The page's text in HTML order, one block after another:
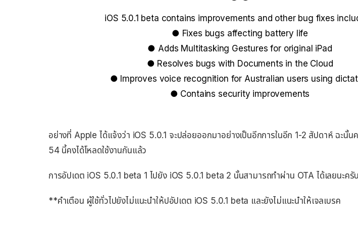
iOS 5.0.1 beta contains improvements and other bug fixes
● Fixes bugs affecting battery life
● Adds Multitasking Gestures for original iPad
● Resolves bugs with Documents in the Cloud
● Improves voice recognition for Australian users using
● Contains security improvements
อย่างที่ Apple ได้แจ้งว่า iOS 5.0.1 จะปล่อยออกมาอย่างเป็นอีกการในอีก 1-2 สัปดาห์ ฉะนั้น
54 นี้คงได้โหลดใช้งานกันแล้ว
การอัปเดต iOS 5.0.1 beta 1 ไปยัง iOS 5.0.1 beta 2 นั้นสามารถทำผ่าน OTA ได้เลยนะครั
**คำเตือน ผู้ใช้ทั่วไปยังไม่แนะนำให้ปอัปเดต iOS 5.0.1 beta และยังไม่แนะนำให้เจลเบรค